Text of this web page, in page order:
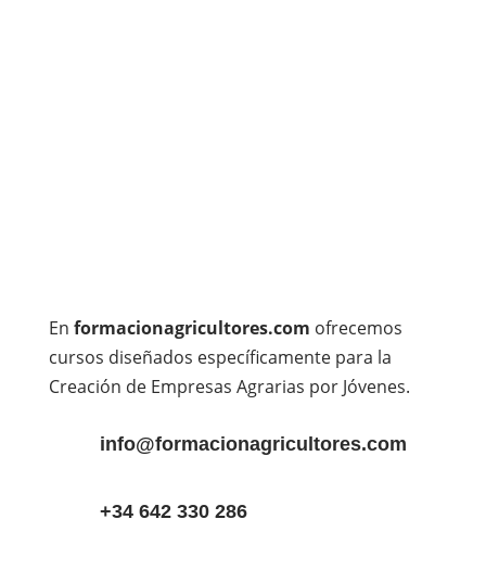
En formacionagricultores.com ofrecemos
cursos diseñados específicamente para la
Creación de Empresas Agrarias por Jóvenes.
info@formacionagricultores.com
+34 642 330 286